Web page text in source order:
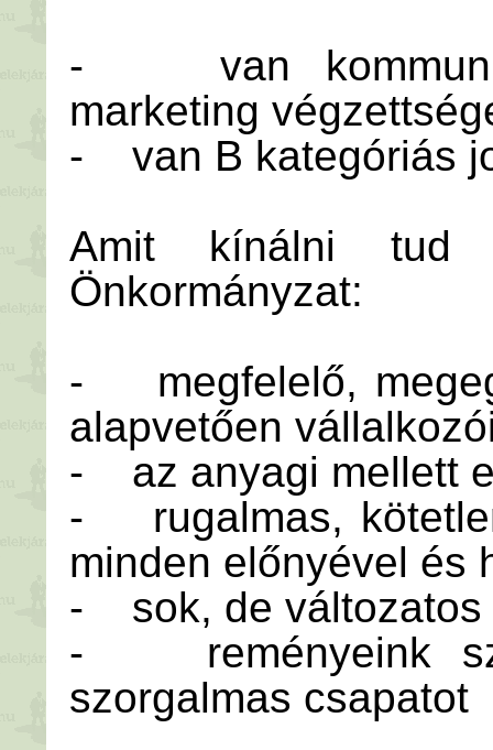
- van
marketing
- van B kategóriás
Amit kínálni tud
Önkormányzat:
- megfelelő,
alapvetően
- az anyagi mellett
- rugalmas,
minden előnyével és
- sok, de változatos
- reményeink
szorgalmas csapatot